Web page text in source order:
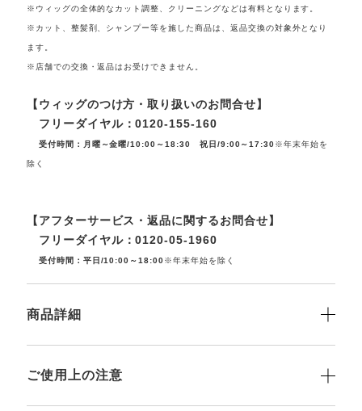
※ウィッグの全体的なカット調整、クリーニングなどは有料となります。
※カット、整髪剤、シャンプー等を施した商品は、返品交換の対象外となり
ます。
※店舗での交換・返品はお受けできません。
【ウィッグのつけ方・取り扱いのお問合せ】
フリーダイヤル：0120-155-160
受付時間：月曜～金曜/10:00～18:30 祝日/9:00～17:30※年末年始を
除く
【アフターサービス・返品に関するお問合せ】
フリーダイヤル：0120-05-1960
受付時間：平日/10:00～18:00※年末年始を除く
商品詳細
ご使用上の注意